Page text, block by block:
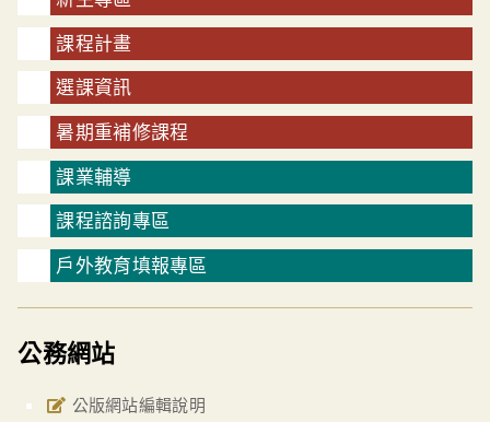
課程計畫
選課資訊
暑期重補修課程
課業輔導
課程諮詢專區
戶外教育填報專區
公務網站
公版網站編輯說明